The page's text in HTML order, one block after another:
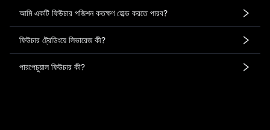
আমি একটি ফিউচার পজিশন কতক্ষণ হোল্ড করতে পারব?
ফিউচার ট্রেডিংয়ে লিভারেজ কী?
পারপেচুয়াল ফিউচার কী?